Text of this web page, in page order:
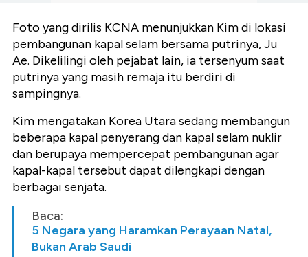
Foto yang dirilis KCNA menunjukkan Kim di lokasi
pembangunan kapal selam bersama putrinya, Ju
Ae. Dikelilingi oleh pejabat lain, ia tersenyum saat
putrinya yang masih remaja itu berdiri di
sampingnya.
Kim mengatakan Korea Utara sedang membangun
beberapa kapal penyerang dan kapal selam nuklir
dan berupaya mempercepat pembangunan agar
kapal-kapal tersebut dapat dilengkapi dengan
berbagai senjata.
Baca:
5 Negara yang Haramkan Perayaan Natal,
Bukan Arab Saudi